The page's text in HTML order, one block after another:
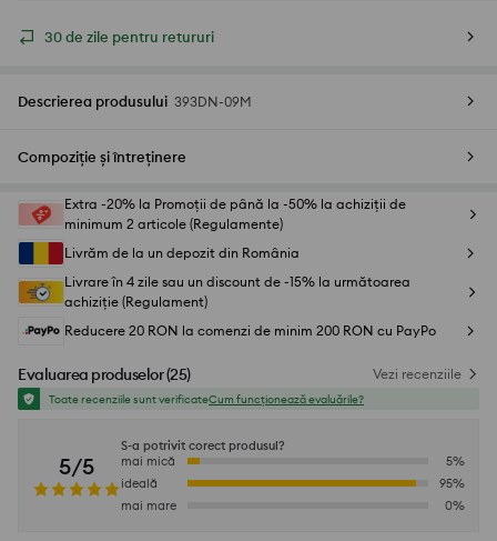
30 de zile pentru retururi
Descrierea produsului 393DN-09M
Compoziție și întreținere
Extra -20% la Promoții de până la -50% la achiziții de
minimum 2 articole (Regulamente)
Livrăm de la un depozit din România
Livrare în 4 zile sau un discount de -15% la următoarea
achiziție (Regulament)
Reducere 20 RON la comenzi de minim 200 RON cu PayPo
Evaluarea produselor(25) Vezi recenziile
Toate recenziile sunt verificateCum funcționează evaluările?
5/5
S-a potrivit corect produsul?
mai mică
5%
ideală
95%
mai mare
0%